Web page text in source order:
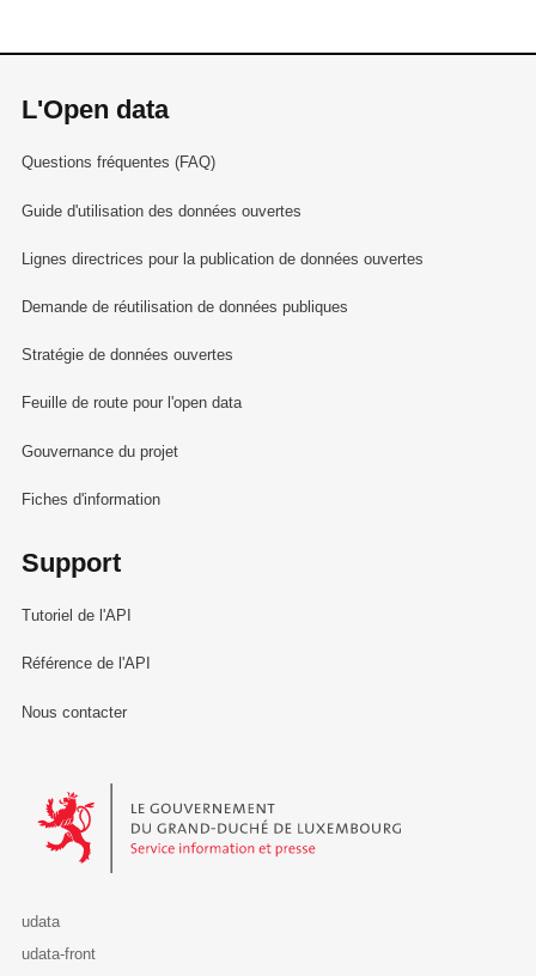
L'Open data
Questions fréquentes (FAQ)
Guide d'utilisation des données ouvertes
Lignes directrices pour la publication de données ouvertes
Demande de réutilisation de données publiques
Stratégie de données ouvertes
Feuille de route pour l'open data
Gouvernance du projet
Fiches d'information
Support
Tutoriel de l'API
Référence de l'API
Nous contacter
Le Gouvernement du Grand-Duché de Luxembourg - Service
udata
udata-front